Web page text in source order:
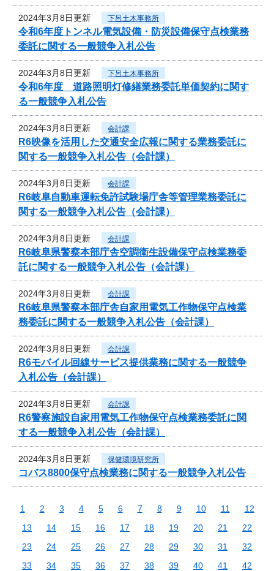
2024年3月8日更新 下呂土木事務所
令和6年度トンネル電気設備・防災設備保守点検業務
委託に関する一般競争入札公告
2024年3月8日更新 下呂土木事務所
令和6年度 道路照明灯修繕業務委託単価契約に関す
る一般競争入札公告
2024年3月8日更新 会計課
R6映像を活用した交通安全広報に関する業務委託に
関する一般競争入札公告（会計課）
2024年3月8日更新 会計課
R6岐阜自動車運転免許試験場庁舎等管理業務委託に
関する一般競争入札公告（会計課）
2024年3月8日更新 会計課
R6岐阜県警察本部庁舎空調衛生設備保守点検業務委
託に関する一般競争入札公告（会計課）
2024年3月8日更新 会計課
R6岐阜県警察本部庁舎自家用電気工作物保守点検業
務委託に関する一般競争入札公告（会計課）
2024年3月8日更新 会計課
R6モバイル回線サービス提供業務に関する一般競争
入札公告（会計課）
2024年3月8日更新 会計課
R6警察施設自家用電気工作物保守点検業務委託に関
する一般競争入札公告（会計課）
2024年3月8日更新 保健環境研究所
コバス8800保守点検業務に関する一般競争入札公告
1 2 3 4 5 6 7 8 9 10 11
12
13
14 15 16 17 18 19 20 21
22
23
24 25 26 27 28 29 30 31
32
33
34 35 36 37 38 39 40 41
42